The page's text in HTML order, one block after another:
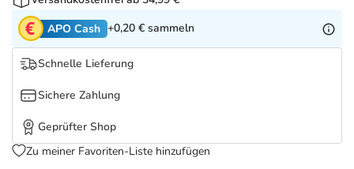
Tierapotheke
Vitamine & Mineralstoffe
Marken
Salus Deals
APO Cash +0,20 € sammeln
Schnelle Lieferung
Sichere Zahlung
Geprüfter Shop
Zu meiner Favoriten-Liste hinzufügen